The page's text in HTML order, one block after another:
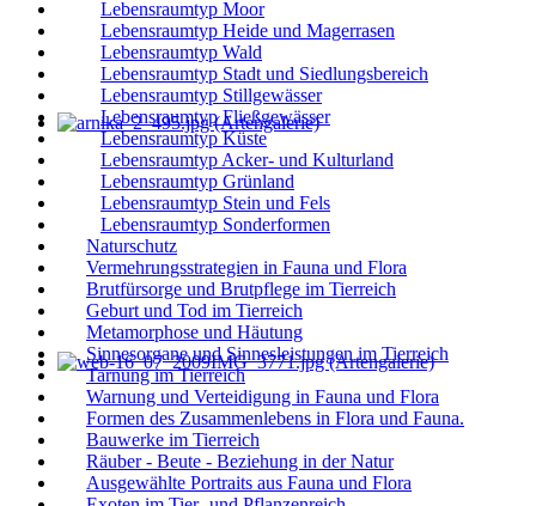
Lebensraumtyp Moor
Lebensraumtyp Heide und Magerrasen
Lebensraumtyp Wald
Lebensraumtyp Stadt und Siedlungsbereich
Lebensraumtyp Stillgewässer
Lebensraumtyp Fließgewässer
Lebensraumtyp Küste
Lebensraumtyp Acker- und Kulturland
Lebensraumtyp Grünland
Lebensraumtyp Stein und Fels
Lebensraumtyp Sonderformen
Naturschutz
Vermehrungsstrategien in Fauna und Flora
Brutfürsorge und Brutpflege im Tierreich
Geburt und Tod im Tierreich
Metamorphose und Häutung
Sinnesorgane und Sinnesleistungen im Tierreich
Tarnung im Tierreich
Warnung und Verteidigung in Fauna und Flora
Formen des Zusammenlebens in Flora und Fauna.
Bauwerke im Tierreich
Räuber - Beute - Beziehung in der Natur
Ausgewählte Portraits aus Fauna und Flora